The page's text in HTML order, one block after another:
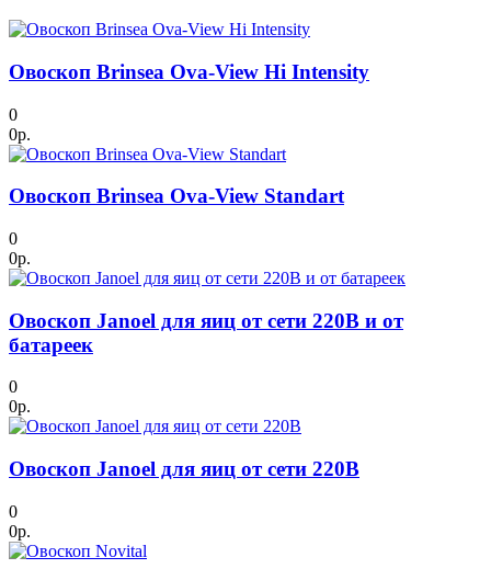
Овоскоп Brinsea Ova-View Hi Intensity
0
0р.
Овоскоп Brinsea Ova-View Standart
0
0р.
Овоскоп Janoel для яиц от сети 220В и от
батареек
0
0р.
Овоскоп Janoel для яиц от сети 220В
0
0р.